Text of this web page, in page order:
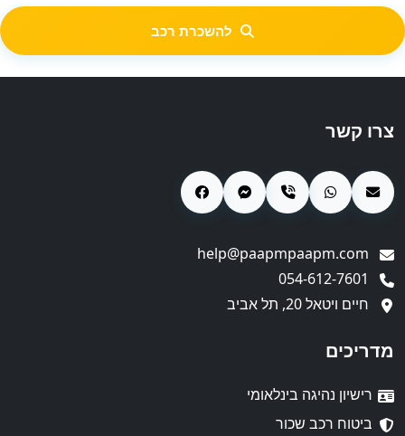
להשכרת רכב
צרו קשר
חיים ויטאל 20, תל אביב
מדריכים
רישיון נהיגה בינלאומי
ביטוח רכב שכור